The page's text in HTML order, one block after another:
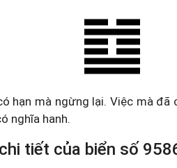
hạn mà ngừng lại. Việc mà
nghĩa hanh.
tiết của biển số